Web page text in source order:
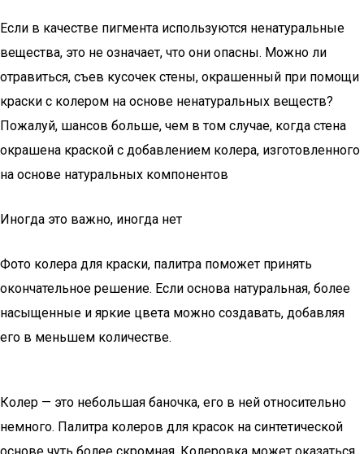
Если в качестве пигмента используются ненатуральные
вещества, это не означает, что они опасны. Можно ли
отравиться, съев кусочек стены, окрашенный при помощи
краски с колером на основе ненатуральных веществ?
Пожалуй, шансов больше, чем в том случае, когда стена
окрашена краской с добавлением колера, изготовленного
на основе натуральных компонентов
Иногда это важно, иногда нет
Фото колера для краски, палитра поможет принять
окончательное решение. Если основа натуральная, более
насыщенные и яркие цвета можно создавать, добавляя
его в меньшем количестве.
Колер — это небольшая баночка, его в ней относительно
немного. Палитра колеров для красок на синтетической